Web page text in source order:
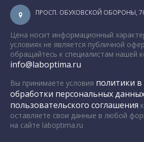
ПРОСП. ОБУХОВСКОЙ ОБОРОНЫ,
Цена носит информационный
условиях не является публичной
обращайтесь к специалистам нашей
info@laboptima.ru
Вы принимаете условия политики
обработки персональных
пользовательского соглашения
оставляете свои данные в любой
на сайте laboptima.ru